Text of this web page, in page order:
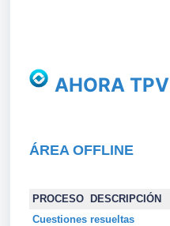
AHORA TPV
ÁREA OFFLINE
PROCESO DESCRIPCIÓN
Cuestiones resueltas